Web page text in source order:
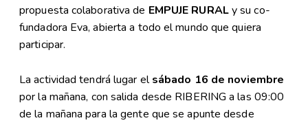
propuesta colaborativa de EMPUJE RURALy su co-
fundadora Eva, abierta a todo el mundo que quiera
participar.
La actividad tendrá lugar elsábado 16 de noviembre
por la mañana, con salida desde RIBERING a las 09:00
de la mañana para la gente que se apunte desde